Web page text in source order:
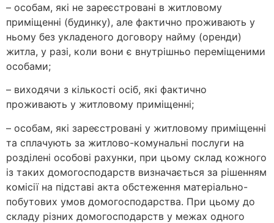
– особам, які не зареєстровані в житловому
приміщенні (будинку), але фактично проживають у
ньому без укладеного договору найму (оренди)
житла, у разі, коли вони є внутрішньо переміщеними
особами;
– виходячи з кількості осіб, які фактично
проживають у житловому приміщенні;
– особам, які зареєстровані у житловому приміщенні
та сплачують за житлово-комунальні послуги на
розділені особові рахунки, при цьому склад кожного
із таких домогосподарств визначається за рішенням
комісії на підставі акта обстеження матеріально-
побутових умов домогосподарства. При цьому до
складу різних домогосподарств у межах одного